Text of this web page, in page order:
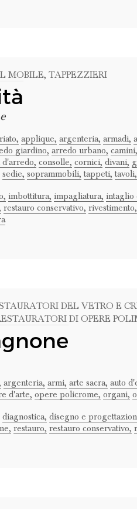
MOBILE, TAPPEZZIERI
applique, argenteria, armadi,
giardino, arredo urbano, camini,
consolle, cornici, divani,
sedie, soprammobili, tappeti, tavoli,
imbottitura, impagliatura, intaglio
restauro conservativo, rivestimento,
DEL VETRO E
DI OPERE
argenteria, armi, arte sacra, auto
d'arte, opere policrome, organi,
diagnostica, disegno e
restauro, restauro conservativo,